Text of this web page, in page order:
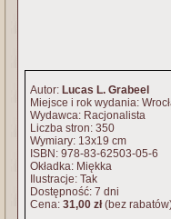
Autor: Lucas L. Grabeel
Miejsce i rok wydania:
Wydawca: Racjonalista
Liczba stron: 350
Wymiary: 13x19 cm
ISBN: 978-83-62503-05-6
Okładka: Miękka
Ilustracje: Tak
Dostępność: 7 dni
Cena: 31,00 zł(bez